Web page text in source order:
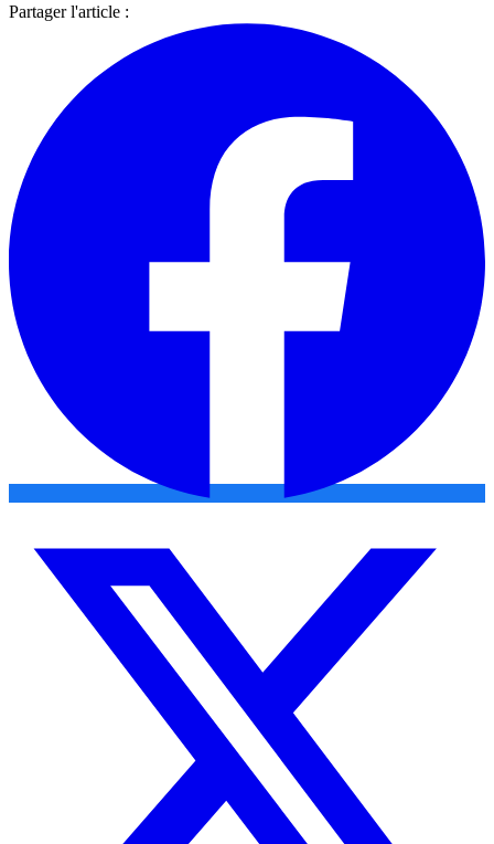
Partager l'article :